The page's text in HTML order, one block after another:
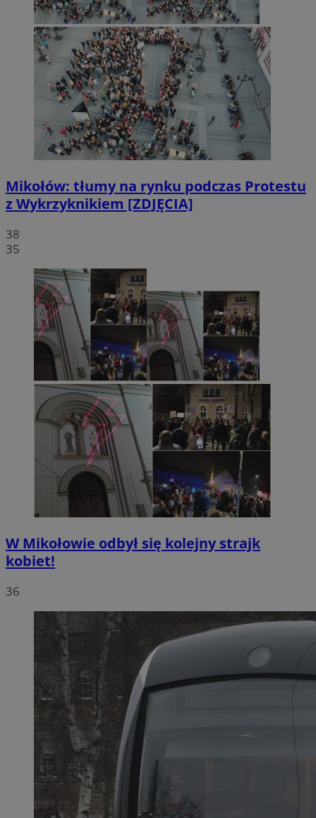
Mikołów: tłumy na rynku podczas Protestu
z Wykrzyknikiem [ZDJĘCIA]
38
35
W Mikołowie odbył się kolejny strajk
kobiet!
36